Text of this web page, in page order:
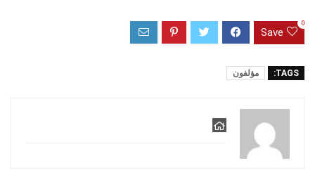
Save
0
TAGS: مؤلفون